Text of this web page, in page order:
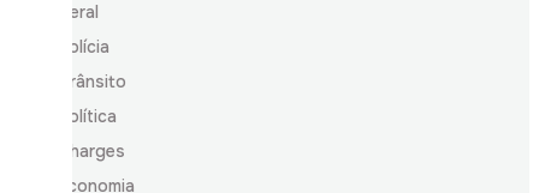
Geral
Polícia
Trânsito
Política
Charges
Economia